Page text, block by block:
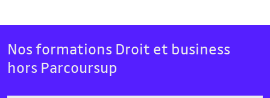
Nos formations Droit et business
hors Parcoursup